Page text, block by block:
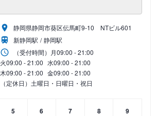
静岡県静岡市葵区伝馬町9‐10 NTビル601
新静岡駅
静岡駅
（受付時間） 月09:00 - 21:00
火09:00 - 21:00 水09:00 - 21:00
木09:00 - 21:00 金09:00 - 21:00
（定休日）土曜日・日曜日・祝日
5
6
7
8
9